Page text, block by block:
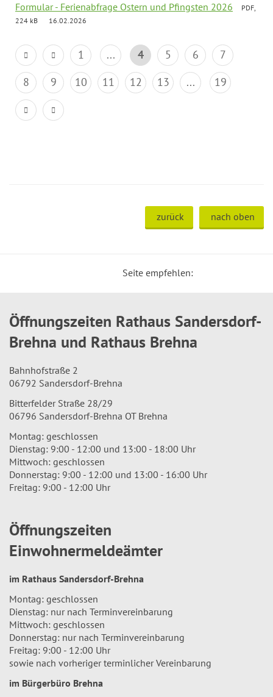
Formular - Ferienabfrage Ostern und Pfingsten 2026
PDF,
224 kB
16.02.2026
1 ... 4 5 6
7
8
9 10 11 12 13 ... 19
zurück nach oben
Seite empfehlen:
Öffnungszeiten Rathaus Sandersdorf-
Brehna und Rathaus Brehna
Bahnhofstraße 2
06792 Sandersdorf-Brehna
Bitterfelder Straße 28/29
06796 Sandersdorf-Brehna OT Brehna
Montag: geschlossen
Dienstag: 9:00 - 12:00 und 13:00 - 18:00 Uhr
Mittwoch: geschlossen
Donnerstag: 9:00 - 12:00 und 13:00 - 16:00 Uhr
Freitag: 9:00 - 12:00 Uhr
Öffnungszeiten
Einwohnermeldeämter
im Rathaus Sandersdorf-Brehna
Montag: geschlossen
Dienstag: nur nach Terminvereinbarung
Mittwoch: geschlossen
Donnerstag: nur nach Terminvereinbarung
Freitag: 9:00 - 12:00 Uhr
sowie nach vorheriger terminlicher Vereinbarung
im Bürgerbüro Brehna